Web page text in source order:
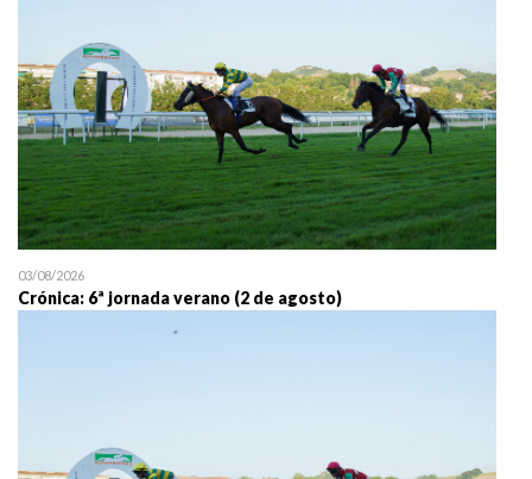
03/08/2026
Crónica: 6ª jornada verano (2 de agosto)